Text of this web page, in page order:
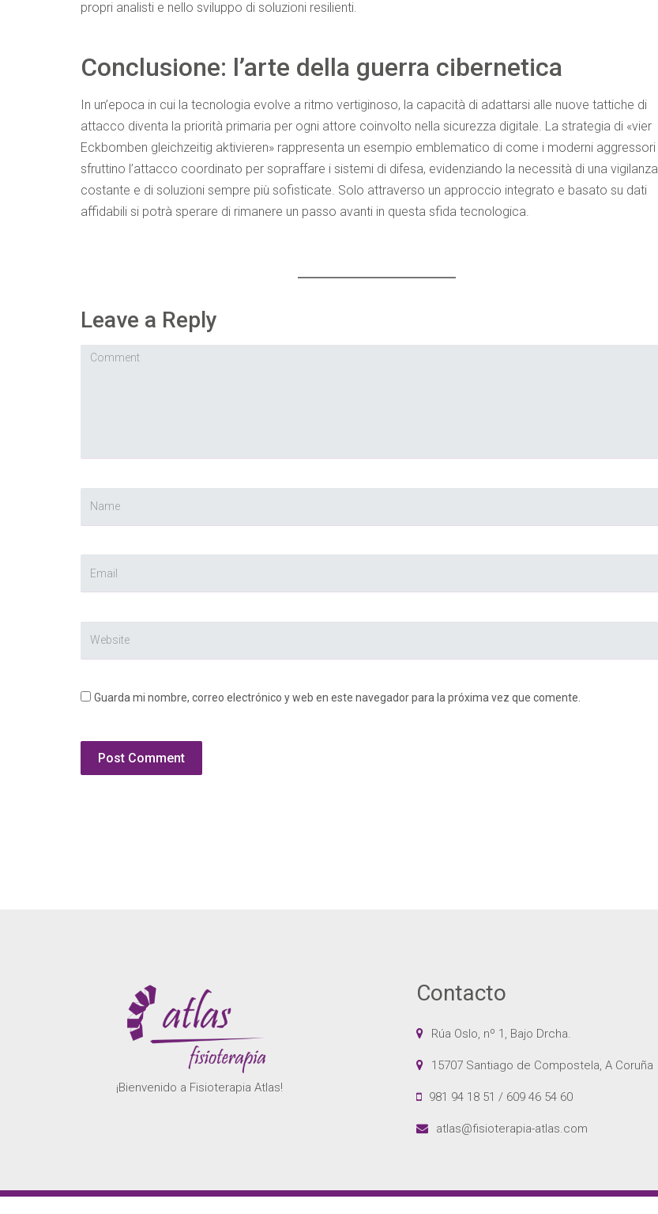
propri analisti e nello sviluppo di soluzioni resilienti.
Conclusione: l’arte della guerra cibernetica
In un’epoca in cui la tecnologia evolve a ritmo vertiginoso, la capacità di adattarsi alle nuove tattiche di
attacco diventa la priorità primaria per ogni attore coinvolto nella sicurezza digitale. La strategia di «vier
Eckbomben gleichzeitig aktivieren» rappresenta un esempio emblematico di come i moderni aggressori
sfruttino l’attacco coordinato per sopraffare i sistemi di difesa, evidenziando la necessità di una vigilanza
costante e di soluzioni sempre più sofisticate. Solo attraverso un approccio integrato e basato su dati
affidabili si potrà sperare di rimanere un passo avanti in questa sfida tecnologica.
Leave a Reply
Guarda mi nombre, correo electrónico y web en este navegador para la próxima vez que comente.
¡Bienvenido a Fisioterapia Atlas!
Contacto
Rúa Oslo, nº 1, Bajo Drcha.
15707 Santiago de Compostela, A Coruña
981 94 18 51 / 609 46 54 60
atlas@fisioterapia-atlas.com